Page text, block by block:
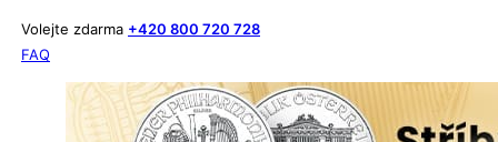
Volejte zdarma +420 800 720 728
FAQ